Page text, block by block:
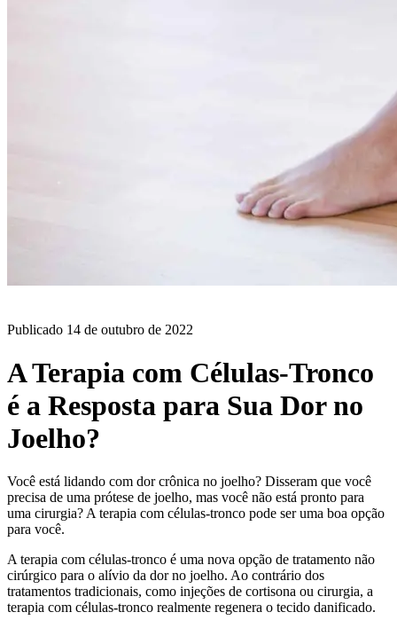
Publicado 14 de outubro de 2022
A Terapia com Células-Tronco
é a Resposta para Sua Dor no
Joelho?
Você está lidando com dor crônica no joelho? Disseram que você
precisa de uma prótese de joelho, mas você não está pronto para
uma cirurgia? A terapia com células-tronco pode ser uma boa opção
para você.
A terapia com células-tronco é uma nova opção de tratamento não
cirúrgico para o alívio da dor no joelho. Ao contrário dos
tratamentos tradicionais, como injeções de cortisona ou cirurgia, a
terapia com células-tronco realmente regenera o tecido danificado.